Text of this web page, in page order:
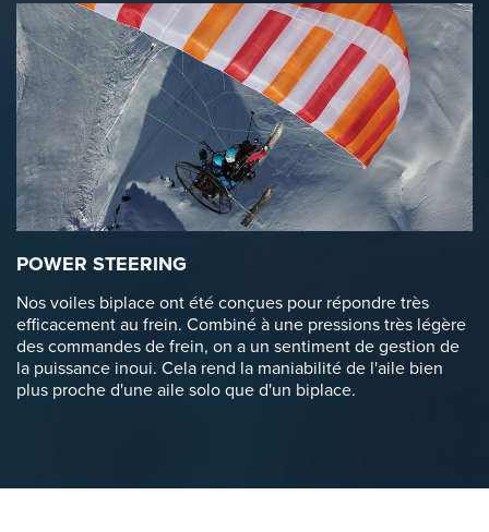
POWER STEERING
Nos voiles biplace ont été conçues pour répondre très
efficacement au frein. Combiné à une pressions très légère
des commandes de frein, on a un sentiment de gestion de
la puissance inoui. Cela rend la maniabilité de l'aile bien
plus proche d'une aile solo que d'un biplace.